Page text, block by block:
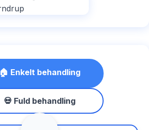
🏠 Enkelt behandling
💀 Fuld behandling